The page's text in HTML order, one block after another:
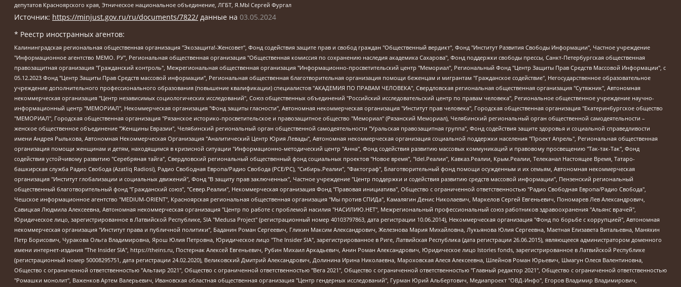
депутатов Красноярского края, Этническое национальное объединение, ЛГБТ, Я.МЫ Сергей Фургал
Источник: https://minjust.gov.ru/ru/documents/7822/ данные на 03.05.2024
* Реестр иностранных агентов:
Калининградская региональная общественная организация "Экозащита!-Женсовет", Фонд содействия защите прав и свобод граждан "Общественный вердикт", Фонд "Институт Развития Свободы Информации", Частное учреждение "Информационное агентство МЕМО. РУ", Региональная общественная организация "Общественная комиссия по сохранению наследия академика Сахарова", Фонд поддержки свободы прессы, Санкт-Петербургская общественная правозащитная организация "Гражданский контроль", Межрегиональная общественная организация "Информационно-просветительский центр "Мемориал", Региональный Фонд "Центр Защиты Прав Средств Массовой Информации", с 05.12.2023 Фонд "Центр Защиты Прав Средств массовой информации", Региональная общественная благотворительная организация помощи беженцам и мигрантам "Гражданское содействие", Негосударственное образовательное учреждение дополнительного профессионального образования (повышение квалификации) специалистов "АКАДЕМИЯ ПО ПРАВАМ ЧЕЛОВЕКА", Свердловская региональная общественная организация "Сутяжник", Автономная некоммерческая организация "Центр независимых социологических исследований", Союз общественных объединений "Российский исследовательский центр по правам человека", Региональное общественное учреждение научно-информационный центр "МЕМОРИАЛ", Некоммерческая организация "Фонд защиты гласности", Автономная некоммерческая организация "Институт прав человека", Городская общественная организация "Екатеринбургское общество "МЕМОРИАЛ", Городская общественная организация "Рязанское историко-просветительское и правозащитное общество "Мемориал" (Рязанский Мемориал), Челябинский региональный орган общественной самодеятельности – женское общественное объединение "Женщины Евразии", Челябинский региональный орган общественной самодеятельности "Уральская правозащитная группа", Фонд содействия защите здоровья и социальной справедливости имени Андрея Рылькова, Автономная Некоммерческая Организация "Аналитический Центр Юрия Левады", Автономная некоммерческая организация социальной поддержки населения "Проект Апрель", Региональная общественная организация помощи женщинам и детям, находящимся в кризисной ситуации "Информационно-методический центр "Анна", Фонд содействия развитию массовых коммуникаций и правовому просвещению "Так-так-Так", Фонд содействия устойчивому развитию "Серебряная тайга", Свердловский региональный общественный фонд социальных проектов "Новое время", "Idel.Реалии", Кавказ.Реалии, Крым.Реалии, Телеканал Настоящее Время, Татаро-башкирская служба Радио Свобода (Azatliq Radiosi), Радио Свободная Европа/Радио Свобода (PCE/PC), "Сибирь.Реалии", "Фактограф", Благотворительный фонд помощи осужденным и их семьям, Автономная некоммерческая организация "Институт глобализации и социальных движений", Фонд "В защиту прав заключенных", Частное учреждение "Центр поддержки и содействия развитию средств массовой информации", Пензенский региональный общественный благотворительный фонд "Гражданский союз", "Север.Реалии", Некоммерческая организация Фонд "Правовая инициатива", Общество с ограниченной ответственностью "Радио Свободная Европа/Радио Свобода", Чешское информационное агентство "MEDIUM-ORIENT", Красноярская региональная общественная организация "Мы против СПИДа", Камалягин Денис Николаевич, Маркелов Сергей Евгеньевич, Пономарев Лев Александрович, Савицкая Людмила Алексеевна, Автономная некоммерческая организация "Центр по работе с проблемой насилия "НАСИЛИЮ.НЕТ", Межрегиональный профессиональный союз работников здравоохранения "Альянс врачей", Юридическое лицо, зарегистрированное в Латвийской Республике, SIA "Medusa Project" (регистрационный номер 40103797863, дата регистрации 10.06.2014), Некоммерческая организация "Фонд по борьбе с коррупцией", Автономная некоммерческая организация "Институт права и публичной политики", Баданин Роман Сергеевич, Гликин Максим Александрович, Железнова Мария Михайловна, Лукьянова Юлия Сергеевна, Маетная Елизавета Витальевна, Маняхин Петр Борисович, Чуракова Ольга Владимировна, Ярош Юлия Петровна, Юридическое лицо "The Insider SIA", зарегистрированное в Риге, Латвийская Республика (дата регистрации 26.06.2015), являющееся администратором доменного имени интернет-издания "The Insider SIA", https://theins.ru, Постернак Алексей Евгеньевич, Рубин Михаил Аркадьевич, Анин Роман Александрович, Юридическое лицо Istories fonds, зарегистрированное в Латвийской Республике (регистрационный номер 50008295751, дата регистрации 24.02.2020), Великовский Дмитрий Александрович, Долинина Ирина Николаевна, Мароховская Алеся Алексеевна, Шлейнов Роман Юрьевич, Шмагун Олеся Валентиновна, Общество с ограниченной ответственностью "Альтаир 2021", Общество с ограниченной ответственностью "Вега 2021", Общество с ограниченной ответственностью "Главный редактор 2021", Общество с ограниченной ответственностью "Ромашки монолит", Важенков Артем Валерьевич, Ивановская областная общественная организация "Центр гендерных исследований", Гурман Юрий Альбертович, Медиапроект "ОВД-Инфо", Егоров Владимир Владимирович, Жилинский Владимир Александрович, Общество с ограниченной ответственностью "ЗП", Иванова София Юрьевна, Карезина Инна Павловна, Кильтау Екатерина Викторовна, Петров Алексей Викторович, Пискунов Сергей Евгеньевич, Смирнов Сергей Сергеевич, Тихонов Михаил Сергеевич, Общество с ограниченной ответственностью "ЖУРНАЛИСТ-ИНОСТРАННЫЙ АГЕНТ", Арапова Галина Юрьевна, Вольтская Татьяна Анатольевна, Американская компания "Mason G.E.S. Anonymous Foundation" (США), являющаяся владельцем интернет-издания https://mnews.world/, Компания "Stichting Bellingcat", зарегистрированная в Нидерландах (дата регистрации 11.07.2018), Захаров Андрей Вячеславович, Клепиковская Екатерина Дмитриевна, Общество с ограниченной ответственностью "МЕМО", Перл Роман Александрович, Симонов Евгений Алексеевич, Соловьева Елена Анатольевна, Сотников Даниил Владимирович, Сурначева Елизавета Дмитриевна, Автономная некоммерческая организация по защите прав человека и информированию населения "Якутия – Наше Мнение", Общество с ограниченной ответственностью "Москоу диджитал медиа", с 26.01.2023 Общество с ограниченной ответственностью "Чайка Белые сады", Ветошкина Валерия Валерьевна, Заговора Максим Александрович, Межрегиональное общественное движение "Российская ЛГБТ - сеть", Оленичев Максим Владимирович, Павлов Иван Юрьевич, Скворцова Елена Сергеевна, Общество с ограниченной ответственностью "Как бы инагент", Кочетков Игорь Викторович, Общество с ограниченной ответственностью "Честные выборы", Еланчик Олег Александрович, Общество с ограниченной ответственностью "Нобелевский призыв", Гималова Регина Эмилевна, Григорьев Андрей Валерьевич, Григорьева Алина Александровна, Ассоциация по содействию защите прав призывников, альтернативнослужащих и военнослужащих "Правозащитная группа "Гражданин.Армия.Право", Хисамова Регина Фаритовна, Автономная некоммерческая организация по реализации социально-правовых программ "Лилит", Дальневосточное общественное движение "Маяк", Санкт-Петербургская ЛГБТ-инициативная группа "Выход", Инициативная группа ЛГБТ+ "Реверс", Алексеев Андрей Викторович, Бекбулатова Таисия Львовна, Беляев Иван Михайлович, Владыкина Елена Сергеевна, Гельман Марат Александрович, Никульшина Вероника Юрьевна, Толоконникова Надежда Андреевна, Шендерович Виктор Анатольевич, Общество с ограниченной ответственностью "Данное сообщение", Общество с ограниченной ответственностью Издательский дом "Новая глава", Айнбиндер Александра Александровна, Московский комьюнити-центр для ЛГБТ+инициатив, Благотворительный фонд развития филантропии, Deutsche Welle (Германия, Kurt-Schumacher-Strasse 3, 53113 Bonn), Борзунова Мария Михайловна, Воробьев Виктор Викторович, Голубева Анна Львовна, Константинова Алла Михайловна, Малкова Ирина Владимировна, Мурадов Мурад Абдулгалимович, Осетинская Елизавета Николаевна, Понасенков Евгений Николаевич, Ганапольский Матвей Юрьевич, Киселев Евгений Алексеевич, Борухович Ирина Григорьевна, Дремин Иван Тимофеевич, Дубровский Дмитрий Викторович, Красноярская региональная общественная организация поддержки и развития альтернативных образовательных технологий и межкультурных коммуникаций "ИНТЕРРА", Маяковская Екатерина Алексеевна, Фейгин Марк Захарович, Филимонов Андрей Викторович, Дзугкоева Регина Николаевна, Доброхотов Роман Александрович, Дудь Юрий Александрович, Елкин Сергей Владимирович, Кругликов Кирилл Игоревич, Сабунаева Мария Леонидовна, Семенов Алексей Владимирович, Шаинян Карен Багратович, Шульман Екатерина Михайловна, Асафьев Артур Валерьевич, Вахштайн Виктор Семенович, Венедиктов Алексей Алексеевич, Лушникова Екатерина Евгеньевна, Волков Леонид Михайлович, Невзоров Александр Глебович, Пархоменко Сергей Борисович, Сироткин Ярослав Николаевич, Кара-Мурза Владимир Владимирович, Баранова Наталья Владимировна, Гозман Леонид Яковлевич, Кагарлицкий Борис Юльевич, Климарев Михаил Валерьевич, Милов Владимир Станиславович, Автономная некоммерческая организация Краснодарский центр современного искусства "Типография", Моргенштерн Алишер Тагирович, Соболь Любовь Эдуардовна, Общество с ограниченной ответственностью "ЛИЗА НОРМ", Каспаров Гарри Кимович, Ходорковский Михаил Борисович, Общество с ограниченной ответственностью "Апрельские тезисы", Данилович Ирина Брониславовна, Кашин Олег Владимирович, Петров Николай Владимирович, Пивоваров Алексей Владимирович, Соколов Михаил Владимирович, Цветкова Юлия Владимировна, Чичваркин Евгений Александрович, Комитет против пыток/Команда против пыток, Общество с ограниченной ответственностью "Первый научный", Общество с ограниченной ответственностью "Вертолет и ко", Белоцерковская Вероника Борисовна, Кац Максим Евгеньевич, Лазарева Татьяна Юрьевна, Шаведдинов Руслан Табризович, Яшин Илья Валерьевич, Общество с ограниченной ответственностью "Иноагент ААВ", Алешковский Дмитрий Петрович, Альбац Евгения Марковна, Быков Дмитрий Львович, Галямина Юлия Евгеньевна, Лойко Сергей Леонидович, Мартынов Кирилл Константинович, Медведев Сергей Александрович, Крашенинников Федор Геннадиевич, Гордеева Катерина Вл